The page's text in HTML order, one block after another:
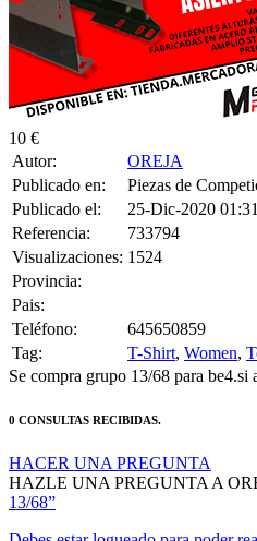
10 €
Autor:
Publicado en:
Piezas de
Publicado el:
25-Dic-2020
Referencia:
733794
Visualizaciones:
1524
Provincia:
Pais:
Teléfono:
Tag:
T-Shirt,Women
Se compra grupo 13/68 para be4.si
HAZLE UNA PREGUNTA A
13/68”
Debes estar logueado para poder